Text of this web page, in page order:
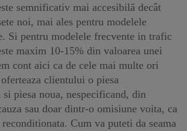
semnificativ mai accesibilă decât
noi, mai ales pentru modelele
Si pentru modelele frecvente in trafic
maxim 10-15% din valoarea unei
cont aici ca de cele mai multe ori
clientului o piesa
si piesa noua, nespecificand, din
sau doar dintr-o omisiune voita, ca
reconditionata. Cum va puteti da seama